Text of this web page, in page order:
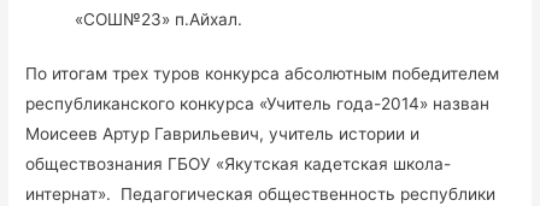
«СОШ№23» п.Айхал.
По итогам трех туров конкурса абсолютным победителем
республиканского конкурса «Учитель года-2014» назван
Моисеев Артур Гаврильевич, учитель истории и
обществознания ГБОУ «Якутская кадетская школа-
интернат».
Педагогическая общественность республики